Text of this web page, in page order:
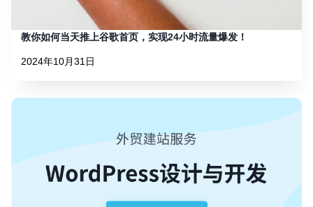
教你如何当天推上谷歌首页，实现24小时流量爆发！
2024年10月31日